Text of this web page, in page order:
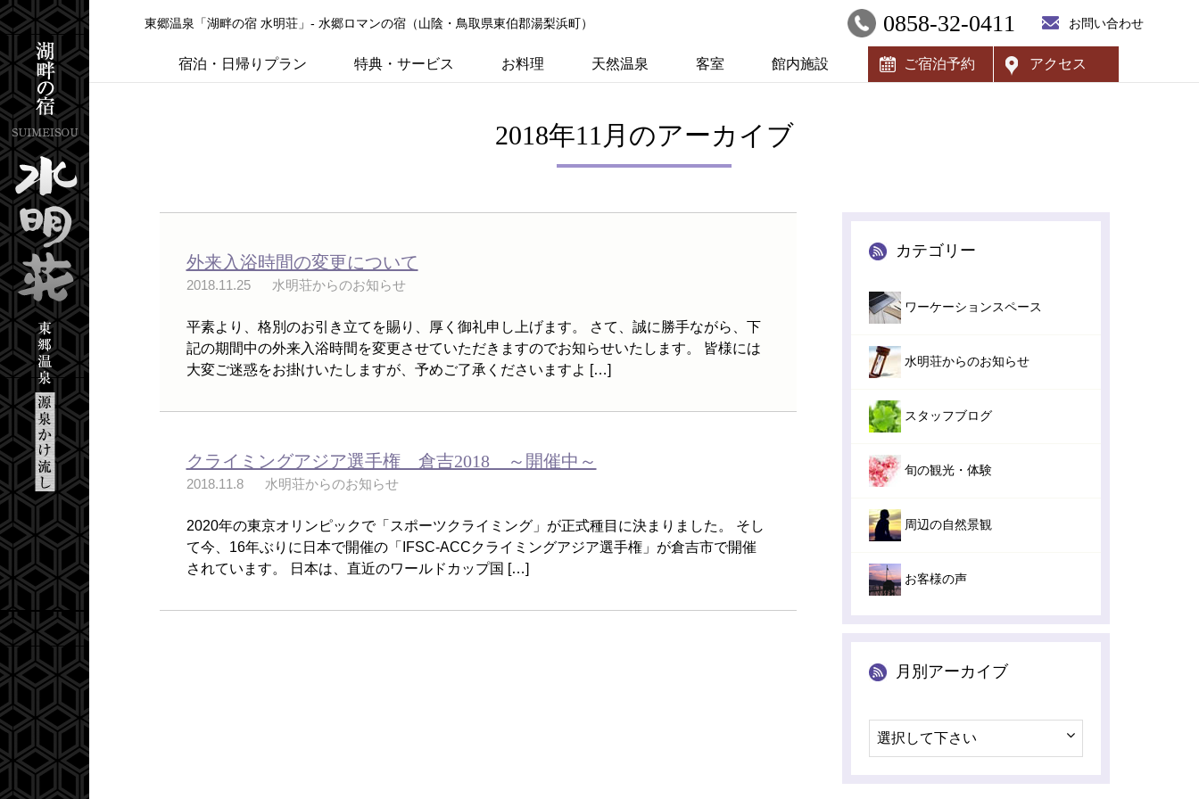
東郷温泉「湖畔の宿 水明荘」- 水郷ロマンの宿（山陰・鳥取県東伯郡湯梨浜町） 0858-32-0411 お問い合わせ
宿泊・日帰りプラン 特典・サービス お料理 天然温泉 客室 館内施設 ご宿泊予約 アクセス
2018年11月のアーカイブ
外来入浴時間の変更について
2018.11.25 水明荘からのお知らせ
平素より、格別のお引き立てを賜り、厚く御礼申し上げます。 さて、誠に勝手ながら、下
記の期間中の外来入浴時間を変更させていただきますのでお知らせいたします。 皆様には
大変ご迷惑をお掛けいたしますが、予めご了承くださいますよ […]
クライミングアジア選手権 倉吉2018 ～開催中～
2018.11.8 水明荘からのお知らせ
2020年の東京オリンピックで「スポーツクライミング」が正式種目に決まりました。 そし
て今、16年ぶりに日本で開催の「IFSC-ACCクライミングアジア選手権」が倉吉市で開催
されています。 日本は、直近のワールドカップ国 […]
カテゴリー
ワーケーションスペース
水明荘からのお知らせ
スタッフブログ
旬の観光・体験
周辺の自然景観
お客様の声
月別アーカイブ
選択して下さい